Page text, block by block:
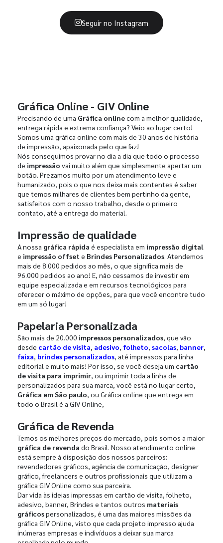
Seguir no Instagram
Gráfica Online - GIV Online
Precisando de uma Gráfica onlinecom a melhor qualidade,
entrega rápida e extrema confiança? Veio ao lugar certo!
Somos uma gráfica online com mais de 30 anos de história
de impressão, apaixonada pelo que faz!
Nós conseguimos provar no dia a dia que todo o processo
de impressão vai muito além que simplesmente apertar um
botão. Prezamos muito por um atendimento leve e
humanizado, pois o que nos deixa mais contentes é saber
que temos milhares de clientes bem pertinho da gente,
satisfeitos com o nosso trabalho, desde o primeiro
contato, até a entrega do material.
Impressão de qualidade
A nossa gráfica rápida é especialista em impressão digital
e impressão offset e Brindes Personalizados. Atendemos
mais de 8.000 pedidos ao mês, o que significa mais de
96.000 pedidos ao ano! E, não cessamos de investir em
equipe especializada e em recursos tecnológicos para
oferecer o máximo de opções, para que você encontre tudo
em um só lugar!
Papelaria Personalizada
São mais de 20.000 impressos personalizados, que vão
desde cartão de visita, adesivo, folheto, sacolas, banner,
faixa, brindes personalizados, até impressos para linha
editorial e muito mais! Por isso, se você deseja um cartão
de visita para imprimir, ou imprimir toda a linha de
personalizados para sua marca, você está no lugar certo,
Gráfica em São paulo, ou Gráfica online que entrega em
todo o Brasil é a GIV Online,
Gráfica de Revenda
Temos os melhores preços do mercado, pois somos a maior
gráfica de revenda do Brasil. Nosso atendimento online
está sempre à disposição dos nossos parceiros:
revendedores gráficos, agência de comunicação, designer
gráfico, freelancers e outros profissionais que utilizam a
gráfica GIV Online como sua parceira.
Dar vida às ideias impressas em cartão de visita, folheto,
adesivo, banner, Brindes e tantos outros materiais
gráficospersonalizados, é uma das maiores missões da
gráfica GIV Online, visto que cada projeto impresso ajuda
inúmeras empresas e indivíduos a deixar sua marca